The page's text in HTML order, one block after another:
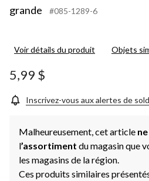
grande
#085-1289-6
Voir détails du produit Objets
5,99 $
Inscrivez-vous aux alertes de
Malheureusement, cet article
l’assortiment du magasin que
les magasins de la région.
Ces produits similaires